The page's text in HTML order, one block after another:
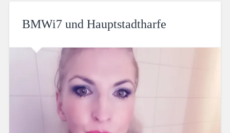
BMWi7 und Hauptstadtharfe